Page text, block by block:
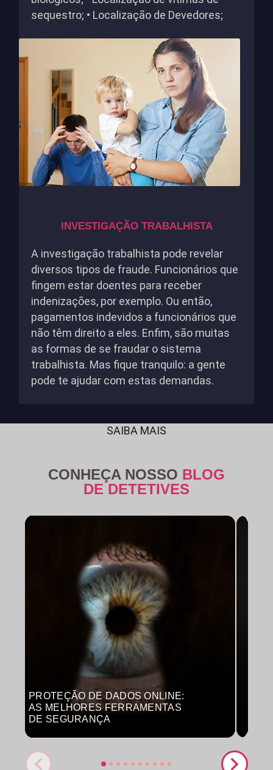
sequestro; • Localização de Devedores;
INVESTIGAÇÃO TRABALHISTA
A investigação trabalhista pode revelar
diversos tipos de fraude. Funcionários que
fingem estar doentes para receber
indenizações, por exemplo. Ou então,
pagamentos indevidos a funcionários que
não têm direito a eles. Enfim, são muitas
as formas de se fraudar o sistema
trabalhista. Mas fique tranquilo: a gente
pode te ajudar com estas demandas.
SAIBA MAIS
CONHEÇA NOSSO BLOG
DE DETETIVES
PROTEÇÃO DE DADOS ONLINE:
AS MELHORES FERRAMENTAS
DE SEGURANÇA